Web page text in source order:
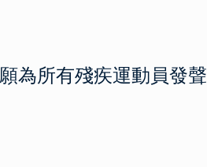
為所有殘疾運動員發聲